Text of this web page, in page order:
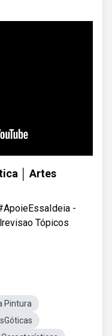
│ Artes
-
Tópicos
Pintura